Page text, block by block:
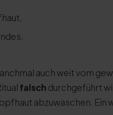
auch weit vom
falsch durchgeführt
abzuwaschen. Ein